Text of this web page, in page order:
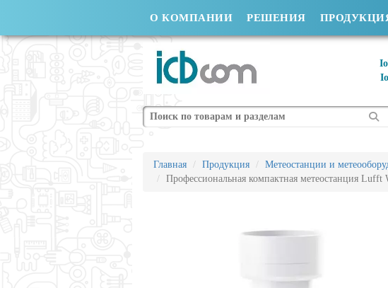
О КОМПАНИИ РЕШЕНИЯ
Поиск
Главная Продукция Метеостанции и
Профессиональная компактная метеостанция Lufft